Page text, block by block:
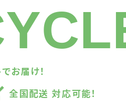
お届け！
全国配送 対応可能！